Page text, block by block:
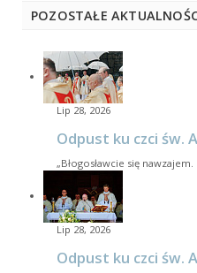
POZOSTAŁE
Lip 28, 2026
Odpust ku czci św.
„Błogosławcie się
Lip 28, 2026
Odpust ku czci św.